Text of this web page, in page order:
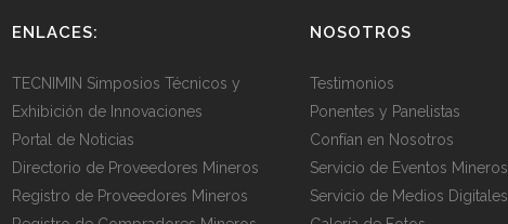
ENLACES:
TECNIMIN Simposios Técnicos y
Exhibición de Innovaciones
Portal de Noticias
Directorio de Proveedores Mineros
Registro de Proveedores Mineros
NOSOTROS
Testimonios
Ponentes y Panelistas
Confían en Nosotros
Servicio de Eventos Mineros
Servicio de Medios Digitales